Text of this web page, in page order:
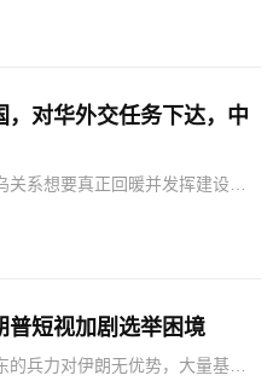
美博弈的夹缝中打转。眼看美
对华外交任务下达，中
系想要真正回暖并发挥建设性
对话的重要性，但他似乎依然
普短视加剧选举困境
兵力对伊朗无优势，大量基地